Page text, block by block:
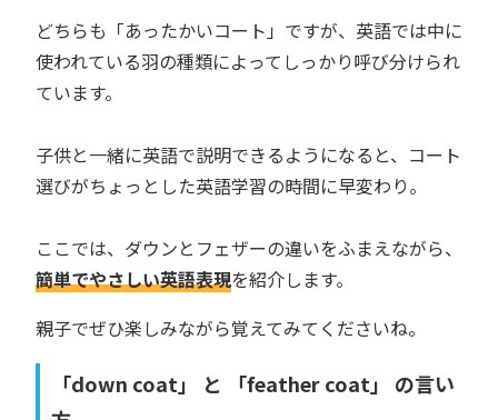
どちらも「あったかいコート」ですが、英語では中に
使われている羽の種類によってしっかり呼び分けられ
ています。
子供と一緒に英語で説明できるようになると、コート
選びがちょっとした英語学習の時間に早変わり。
ここでは、ダウンとフェザーの違いをふまえながら、
簡単でやさしい英語表現を紹介します。
親子でぜひ楽しみながら覚えてみてくださいね。
「down coat」 と 「feather coat」 の言い